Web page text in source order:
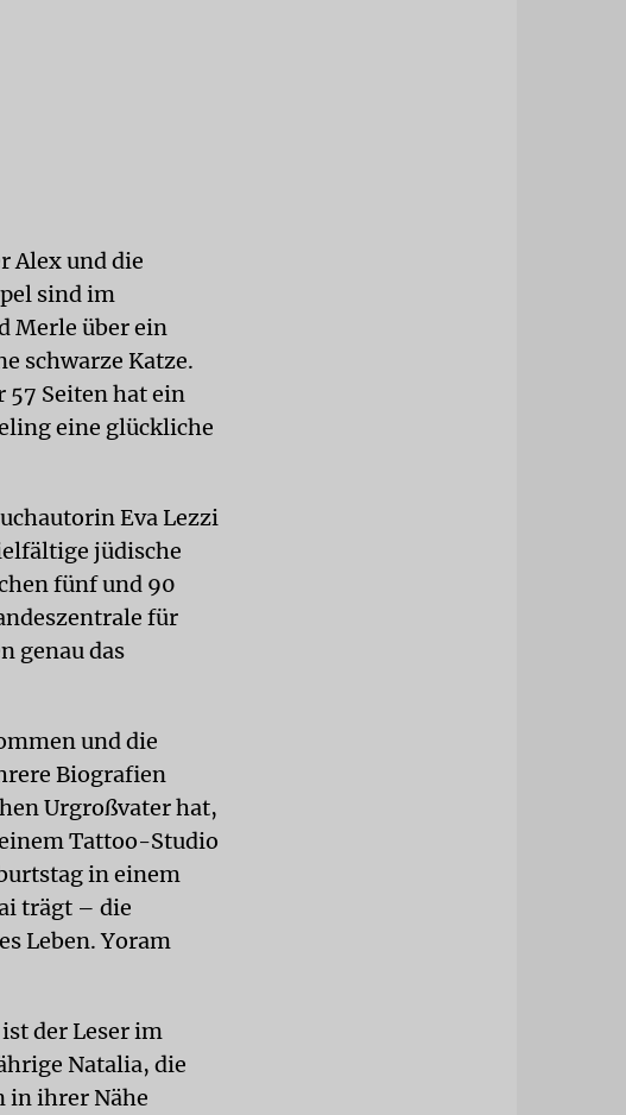
Alex und die
sind im
Merle über ein
schwarze Katze.
Seiten hat ein
eine glückliche
Eva Lezzi
jüdische
fünf und 90
für
genau das
und die
Biografien
Urgroßvater hat,
Tattoo-Studio
in einem
trägt – die
Leben. Yoram
der Leser im
Natalia, die
in ihrer Nähe